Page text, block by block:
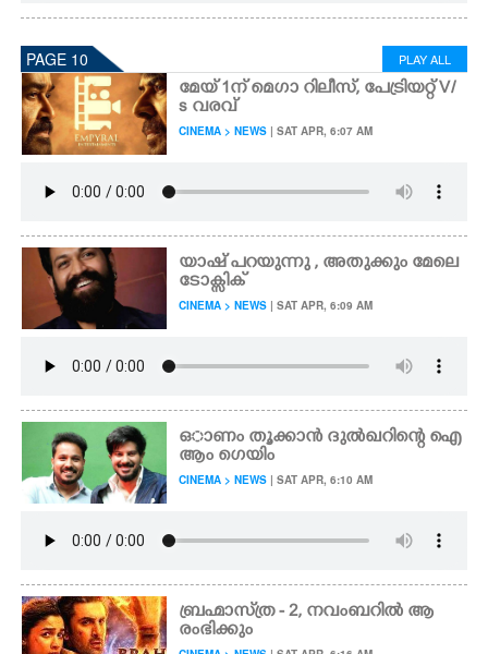
PAGE 10 PLAY ALL
മേയ് 1ന് മെഗാ റിലീസ്, പേട്രിയറ്റ് V/
s വരവ്
CINEMA > NEWS | SAT APR, 6:07 AM
യാഷ് പറയുന്നു , അതുക്കും മേലെ
ടോക്സിക്
CINEMA > NEWS | SAT APR, 6:09 AM
ഒാണം തൂക്കാൻ ദുൽഖറിന്റെ ഐ
ആം ഗെയിം
CINEMA > NEWS | SAT APR, 6:10 AM
ബ്രഹ്മാസ്‌ത്ര - 2,​ നവംബറിൽ ആ
രംഭിക്കും